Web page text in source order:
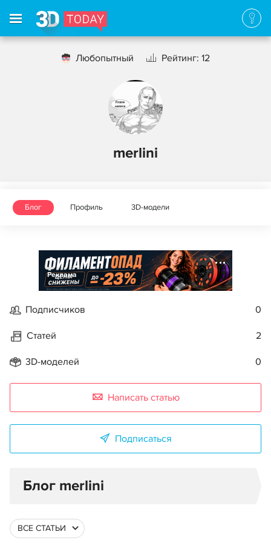
Любопытный Рейтинг: 12
merlini
Блог Профиль 3D-модели
Реклама
Подписчиков 0
Статей 2
3D-моделей 0
Написать статью
Подписаться
Блог merlini
ВСЕ СТАТЬИ